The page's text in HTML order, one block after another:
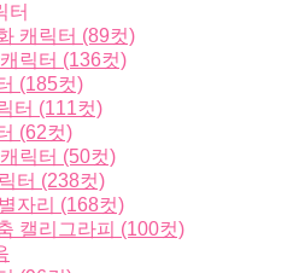
터
캐릭터 (89컷)
릭터 (136컷)
(185컷)
터 (111컷)
(62컷)
릭터 (50컷)
터 (238컷)
자리 (168컷)
캘리그라피 (100컷)